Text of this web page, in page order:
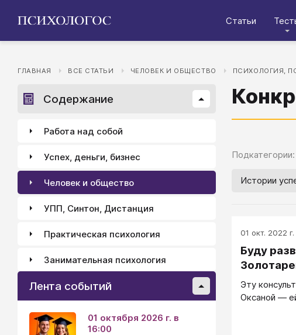
Статьи
ГЛАВНАЯ ВСЕ СТАТЬИ ЧЕЛОВЕК И ОБЩЕСТВО ПСИХОЛОГИЯ,
Подкатегории:
Истории
01 окт. 2022 г.
Буду
Эту
Оксаной —
Содержание
Работа над собой
Успех, деньги, бизнес
Человек и общество
УПП, Синтон, Дистанция
Практическая психология
Занимательная психология
Лента событий
01 октября 2026 г. в
16:00